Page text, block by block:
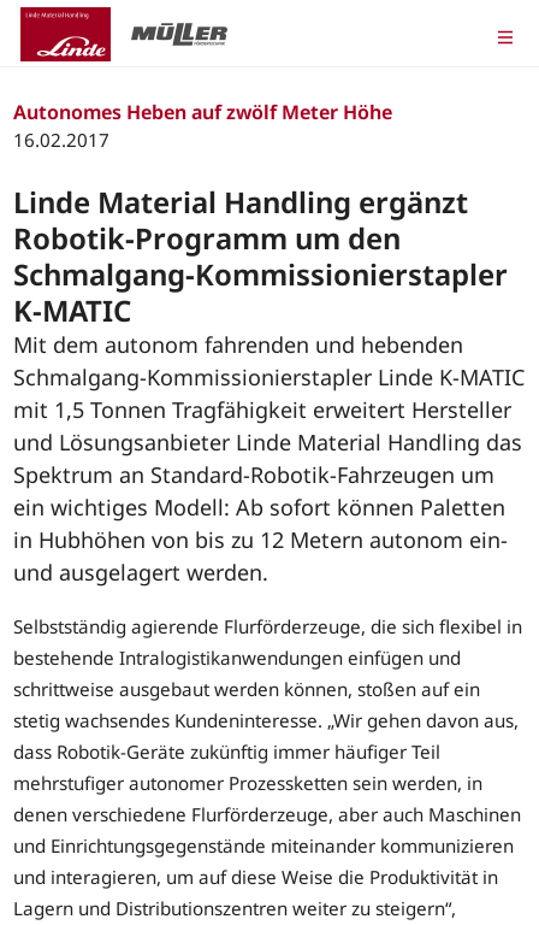
Autonomes Heben auf zwölf Meter Höhe
16.02.2017
Linde Material Handling ergänzt
Robotik-Programm um den
Schmalgang-Kommissionierstapler
K-MATIC
Mit dem autonom fahrenden und hebenden
Schmalgang-Kommissionierstapler Linde K-MATIC
mit 1,5 Tonnen Tragfähigkeit erweitert Hersteller
und Lösungsanbieter Linde Material Handling das
Spektrum an Standard-Robotik-Fahrzeugen um
ein wichtiges Modell: Ab sofort können Paletten
in Hubhöhen von bis zu 12 Metern autonom ein-
und ausgelagert werden.
Selbstständig agierende Flurförderzeuge, die sich flexibel in
bestehende Intralogistikanwendungen einfügen und
schrittweise ausgebaut werden können, stoßen auf ein
stetig wachsendes Kundeninteresse. „Wir gehen davon aus,
dass Robotik-Geräte zukünftig immer häufiger Teil
mehrstufiger autonomer Prozessketten sein werden, in
denen verschiedene Flurförderzeuge, aber auch Maschinen
und Einrichtungsgegenstände miteinander kommunizieren
und interagieren, um auf diese Weise die Produktivität in
Lagern und Distributionszentren weiter zu steigern“,